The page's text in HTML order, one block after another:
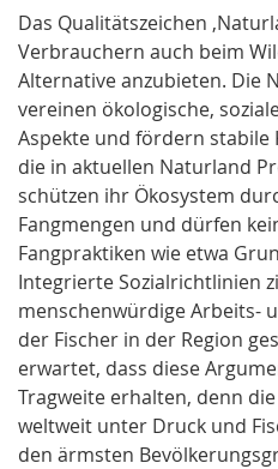
Das Qualitätszeichen
Verbrauchern auch beim
Alternative anzubieten. Die
vereinen ökologische,
Aspekte und fördern stabile
die in aktuellen Naturland
schützen ihr Ökosystem
Fangmengen und dürfen
Fangpraktiken wie etwa
Integrierte Sozialrichtlinien
menschenwürdige Arbeits-
der Fischer in der Region
erwartet, dass diese
Tragweite erhalten, denn
weltweit unter Druck und
den ärmsten